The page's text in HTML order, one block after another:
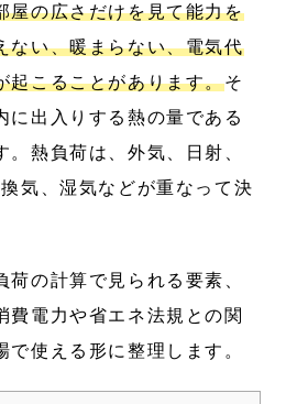
屋の広さだけを見て能力を
ない、暖まらない、電気代
起こることがあります。そ
に出入りする熱の量である
。熱負荷は、外気、日射、
気、湿気などが重なって決
荷の計算で見られる要素、
費電力や省エネ法規との関
使える形に整理します。